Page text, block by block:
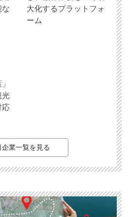
な
大化するプラットフォ
ーム
光
応
企業一覧を見る